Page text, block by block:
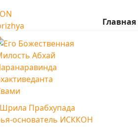
Главная
Шрила Прабхупада
основатель ИСККОН